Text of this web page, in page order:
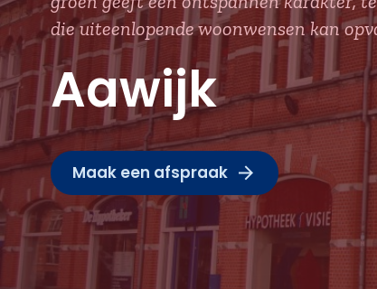
die uiteenlopende woonwensen kan
Aawijk
Maak een afspraak